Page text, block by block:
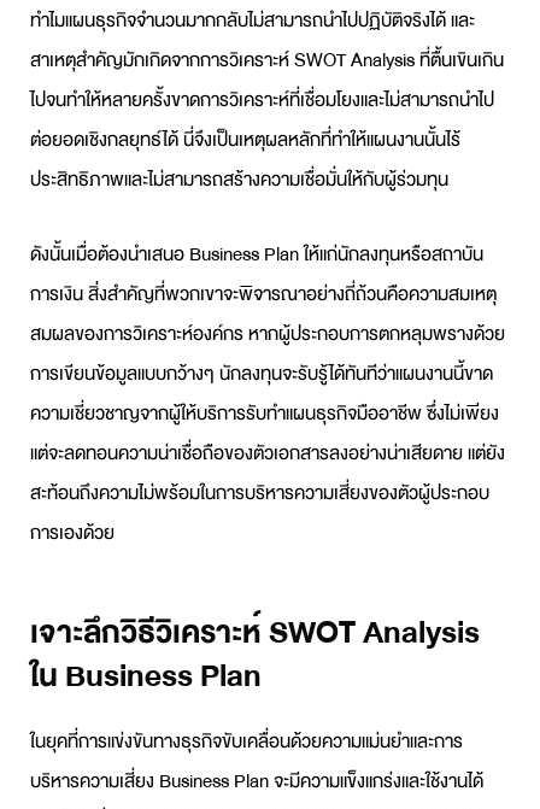
ทำไมแผนธุรกิจจำนวนมากกลับไม่สามารถนำไปปฏิบัติจริงได้ และ
สาเหตุสำคัญมักเกิดจากการวิเคราะห์SWOT Analysisที่ตื้นเขินเกิน
ไปจนทำให้หลายครั้งขาดการวิเคราะห์ที่เชื่อมโยงและไม่สามารถนำไป
ต่อยอดเชิงกลยุทธ์ได้ นี่จึงเป็นเหตุผลหลักที่ทำให้แผนงานนั้นไร้
ประสิทธิภาพและไม่สามารถสร้างความเชื่อมั่นให้กับผู้ร่วมทุน
ดังนั้นเมื่อต้องนำเสนอBusiness Planให้แก่นักลงทุนหรือสถาบัน
การเงิน สิ่งสำคัญที่พวกเขาจะพิจารณาอย่างถี่ถ้วนคือความสมเหตุ
สมผลของการวิเคราะห์องค์กร หากผู้ประกอบการตกหลุมพรางด้วย
การเขียนข้อมูลแบบกว้างๆ นักลงทุนจะรับรู้ได้ทันทีว่าแผนงานนี้ขาด
ความเชี่ยวชาญจากผู้ให้บริการรับทำแผนธุรกิจมืออาชีพ ซึ่งไม่เพียง
แต่จะลดทอนความน่าเชื่อถือของตัวเอกสารลงอย่างน่าเสียดาย แต่ยัง
สะท้อนถึงความไม่พร้อมในการบริหารความเสี่ยงของตัวผู้ประกอบ
การเองด้วย
เจาะลึกวิธีวิเคราะห์ SWOT Analysis
ใน Business Plan
ในยุคที่การแข่งขันทางธุรกิจขับเคลื่อนด้วยความแม่นยำและการ
บริหารความเสี่ยง Business Planจะมีความแข็งแกร่งและใช้งานได้